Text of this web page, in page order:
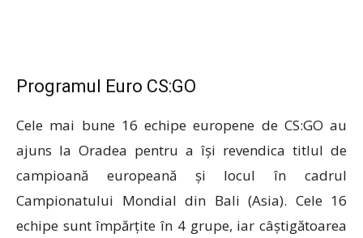
Programul Euro CS:GO
Cele mai bune 16 echipe europene de CS:GO au
ajuns la Oradea pentru a își revendica titlul de
campioană europeană și locul în cadrul
Campionatului Mondial din Bali (Asia). Cele 16
echipe sunt împărțite în 4 grupe, iar câștigătoarea